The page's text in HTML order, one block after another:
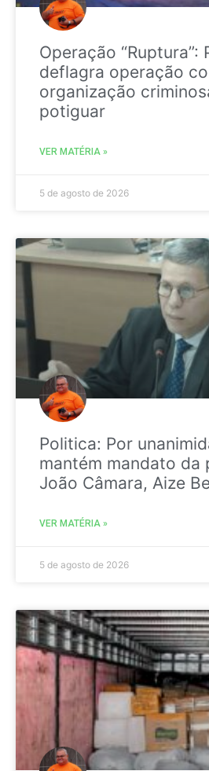
Operação “Ruptura”:
deflagra operação
organização
potiguar
VER MATÉRIA »
5 de agosto de 2026
Politica: Por
mantém mandato da
João Câmara, Aize
VER MATÉRIA »
5 de agosto de 2026